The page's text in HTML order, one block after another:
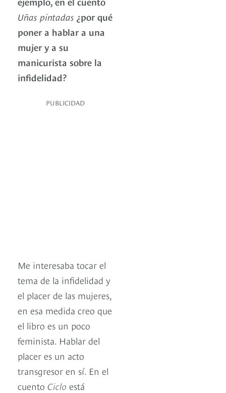
Uñas pintadas ¿por qué
poner a hablar a una
mujer y a su
manicurista sobre la
infidelidad?
PUBLICIDAD
Me interesaba tocar el
tema de la infidelidad y
el placer de las mujeres,
en esa medida creo que
el libro es un poco
feminista. Hablar del
placer es un acto
transgresor en sí. En el
cuento Ciclo está